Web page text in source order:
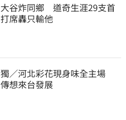
大谷炸同鄉　道奇生涯29支首
打席轟只輸他
獨／河北彩花現身味全主場
傳想來台發展